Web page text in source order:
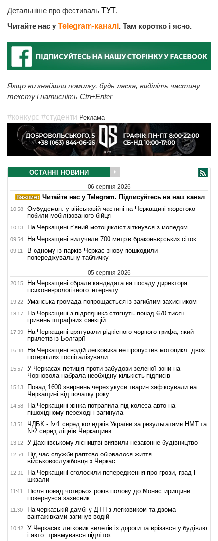
Детальніше про фестиваль ТУТ.
Читайте нас у Telegram-каналі. Там коротко і ясно.
Якщо ви знайшли помилку, будь ласка, виділіть частину
тексту і натисніть Ctrl+Enter
#конкурс #cтуденти Реклама
ОСТАННІ НОВИНИ
06 серпня 2026
Читайте нас у Telegram. Підписуйтесь на наш канал
10:58
Омбудсман: у військовій частині на Черкащині жорстоко
побили мобілізованого бійця
10:13 На Черкащині п'яний мотоцикліст зіткнувся з мопедом
09:54 На Черкащині вилучили 700 метрів браконьєрських сіток
09:11
В одному із парків Черкас знову пошкодили
попереджувальну табличку
05 серпня 2026
20:15
На Черкащині обрали кандидата на посаду директора
психоневрологічного інтернату
19:22 Уманська громада попрощається із загиблим захисником
18:17
На Черкащині з підрядника стягнуть понад 670 тисяч
гривень штрафних санкцій
17:09
На Черкащині врятували рідкісного чорного грифа, який
прилетів із Болгарії
16:38
На Черкащині водій легковика не пропустив мотоцикл: двох
потерпілих госпіталізували
15:57
У Черкасах петиція проти забудови зеленої зони на
Чорновола набрала необхідну кількість підписів
15:13
Понад 1600 звернень через укуси тварин зафіксували на
Черкащині від початку року
14:58
На Черкащині жінка потрапила під колеса авто на
пішохідному переході і загинула
13:51
ЧДБК - №1 серед коледжів України за результатами НМТ та
№2 серед ліцеїв Черкащини
13:12 У Дахнівському лісництві виявили незаконне будівництво
12:54
Під час служби раптово обірвалося життя
військовослужбовця з Черкас
12:01
На Черкащині оголосили попередження про грози, град і
шквали
11:41
Після понад чотирьох років полону до Монастирищини
повернувся захисник
11:30
На черкаській дамбі у ДТП з легковиком та двома
вантажівками загинув водій
10:42
У Черкасах легковик вилетів із дороги та врізався у будівлю
і авто: травмувався підліток